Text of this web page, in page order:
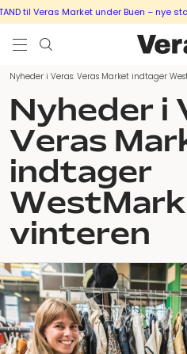
til Veras Market under Buen – nye
Nyheder i Veras: Veras Market indtager
Nyheder i
Veras
indtager
vinteren